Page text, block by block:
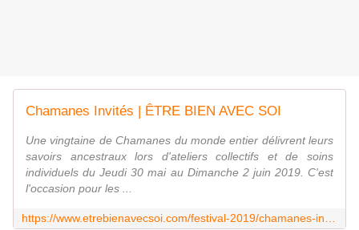
Chamanes Invités | ÊTRE BIEN AVEC SOI
Une vingtaine de Chamanes du monde entier délivrent leurs
savoirs ancestraux lors d'ateliers collectifs et de soins
individuels du Jeudi 30 mai au Dimanche 2 juin 2019. C'est
l'occasion pour les ...